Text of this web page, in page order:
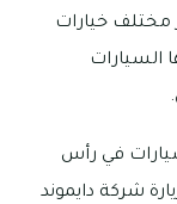
مختلف خيارات
السيارات
في رأس
شركة دايموند